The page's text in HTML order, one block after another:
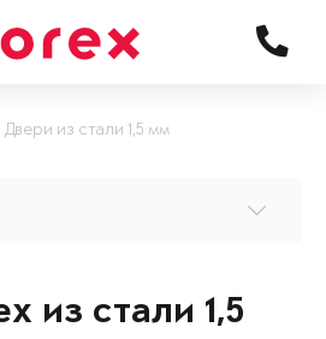
Двери из стали 1,5 мм
из стали 1,5